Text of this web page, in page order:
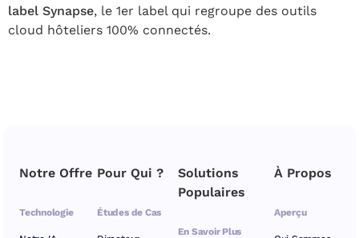
label Synapse, le 1er label qui regroupe des outils
cloud hôteliers 100% connectés.
Notre Offre
Technologie
Pour Qui ?
Études de Cas
À Propos
Aperçu
Solutions
Populaires
En Savoir Plus